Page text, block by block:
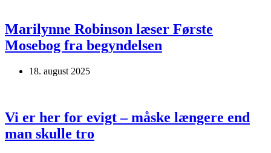
Marilynne Robinson læser Første
Mosebog fra begyndelsen
18. august 2025
Vi er her for evigt – måske længere end
man skulle tro